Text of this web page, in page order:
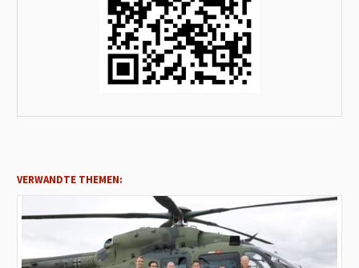
VERWANDTE THEMEN: